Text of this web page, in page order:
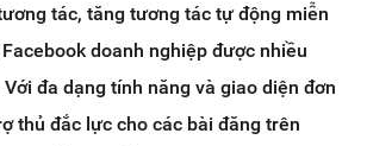
tác, tăng tương tác tự động miễn
doanh nghiệp được nhiều
đa dạng tính năng và giao diện đơn
thủ đắc lực cho các bài đăng trên